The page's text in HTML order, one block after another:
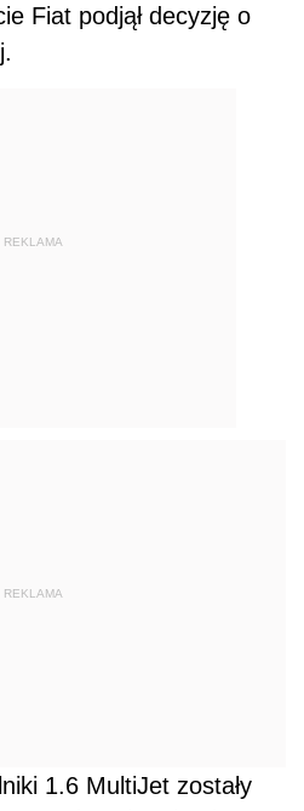
Fiat podjął decyzję o
REKLAMA
REKLAMA
1.6 MultiJet zostały